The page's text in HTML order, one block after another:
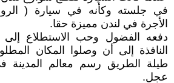
في جلسته وكأنه في سيارة (
الأجرة في لندن مميزة حقا.
دفعه الفضول وحب الاستطلاع
النافذة إلى أن وصلوا المكان
طيلة الطريق رسم معالم المدينة
عجل.